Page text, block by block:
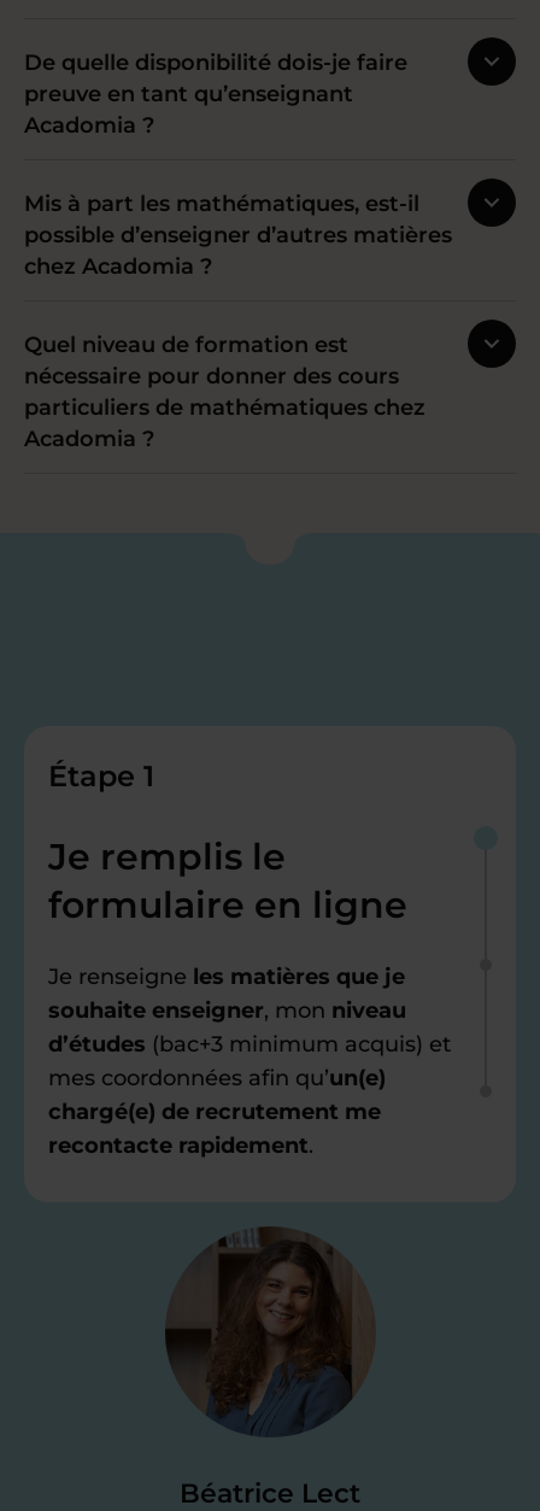
De quelle disponibilité dois-je faire
preuve en tant qu’enseignant
Acadomia ?
Mis à part les mathématiques, est-il
possible d’enseigner d’autres matières
chez Acadomia ?
Quel niveau de formation est
nécessaire pour donner des cours
particuliers de mathématiques chez
Acadomia ?
Béatrice Lect
Étape 1
Je remplis le
formulaire en ligne
Je renseigne les matières que je
souhaite enseigner, mon niveau
d’études (bac+3 minimum acquis) et
mes coordonnées afin qu’un(e)
chargé(e) de recrutement me
recontacte rapidement.
Je valide ma
candidature
test de 15 minutes
des programmes scolaires(et pouvoir